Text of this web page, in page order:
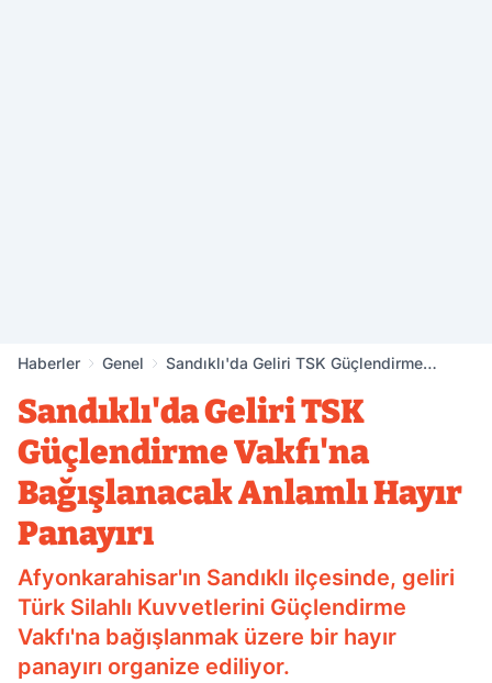
Haberler Genel
Sandıklı'da Geliri TSK Güçlendirme
Panayırı
Sandıklı'da Geliri TSK
Güçlendirme Vakfı'na
Bağışlanacak Anlamlı Hayır
Panayırı
Afyonkarahisar'ın Sandıklı ilçesinde, geliri
Türk Silahlı Kuvvetlerini Güçlendirme
Vakfı'na bağışlanmak üzere bir hayır
panayırı organize ediliyor.